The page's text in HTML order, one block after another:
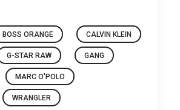
BOSS ORANGE CALVIN KLEIN
G-STAR RAW GANG
MARC O'POLO
WRANGLER